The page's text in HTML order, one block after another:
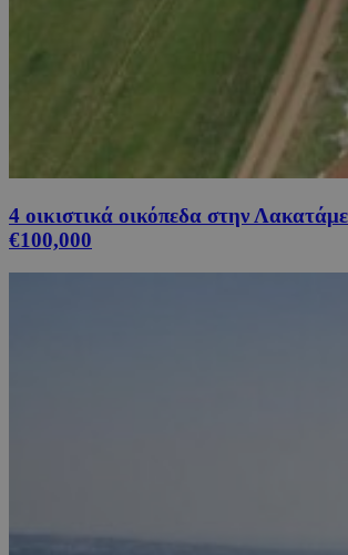
4 οικιστικά οικόπεδα στην
€100,000